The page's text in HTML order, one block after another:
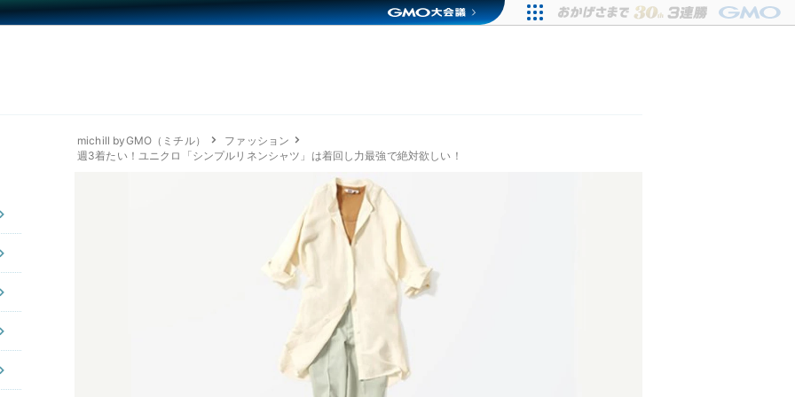
michill byGMO（ミチル）
ファッション
週3着たい！ユニクロ「シンプルリネンシャツ」は着回し力最強で絶対欲しい！